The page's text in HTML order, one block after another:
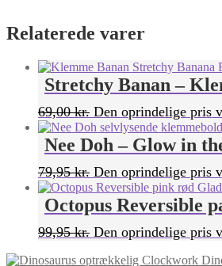
Relaterede varer
Stretchy Banan –
69,00kr. Den oprindelige pris
Nee Doh – Glow in
79,95kr. Den oprindelige pris
Octopus Reversible
99,95kr. Den oprindelige pris